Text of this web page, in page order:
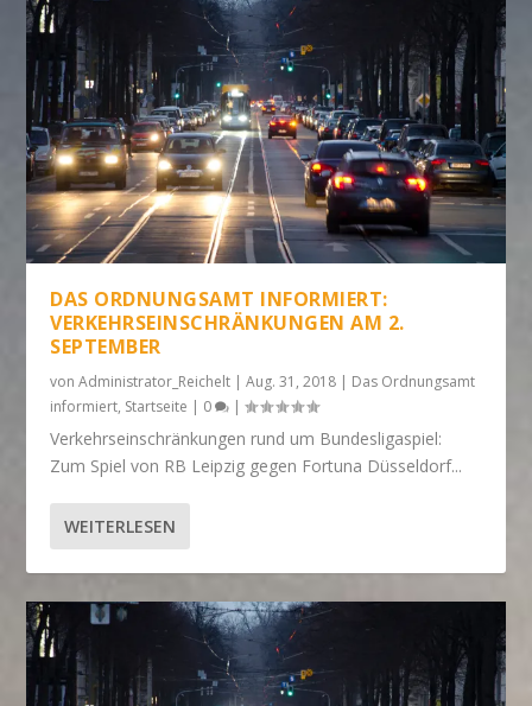
DAS ORDNUNGSAMT INFORMIERT:
VERKEHRSEINSCHRÄNKUNGEN AM 2.
SEPTEMBER
vonAdministrator_Reichelt |Aug. 31, 2018 | Das Ordnungsamt
informiert, Startseite | 0 |
Verkehrseinschränkungen rund um Bundesligaspiel:
Zum Spiel von RB Leipzig gegen Fortuna Düsseldorf...
WEITERLESEN